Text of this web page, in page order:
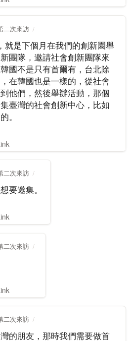
二次來訪
就是下個月在我們的創新園舉
團隊，邀請社會創新團隊來
國不是只有首爾有，台北除
在韓國也是一樣的，從社會
他們，然後舉辦活動，那個
臺灣的社會創新中心，比如
。
二次來訪
要邀集。
二次來訪
二次來訪
的朋友，那時我們需要做首